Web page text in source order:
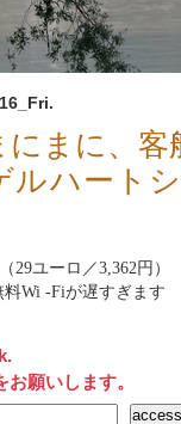
にまに、客
ルハート
29ユーロ／3,362円）
料Wi -Fiが遅すぎます
願いします。